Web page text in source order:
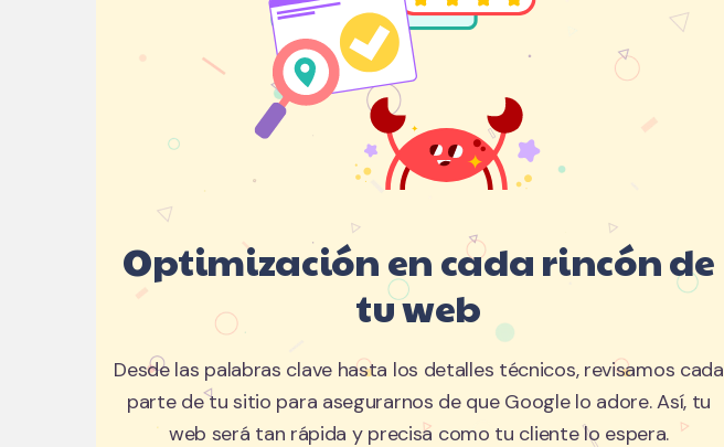
Optimización en cada rincón de
tu web
Desde las palabras clave hasta los detalles técnicos, revisamos cada
parte de tu sitio para asegurarnos de que Google lo adore. Así, tu
web será tan rápida y precisa como tu cliente lo espera.